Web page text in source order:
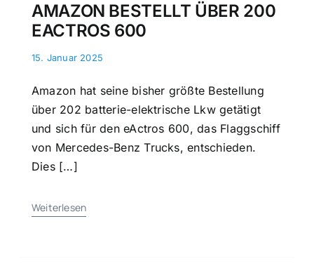
AMAZON BESTELLT ÜBER 200
EACTROS 600
15. Januar 2025
Amazon hat seine bisher größte Bestellung
über 202 batterie-elektrische Lkw getätigt
und sich für den eActros 600, das Flaggschiff
von Mercedes-Benz Trucks, entschieden.
Dies […]
Weiterlesen